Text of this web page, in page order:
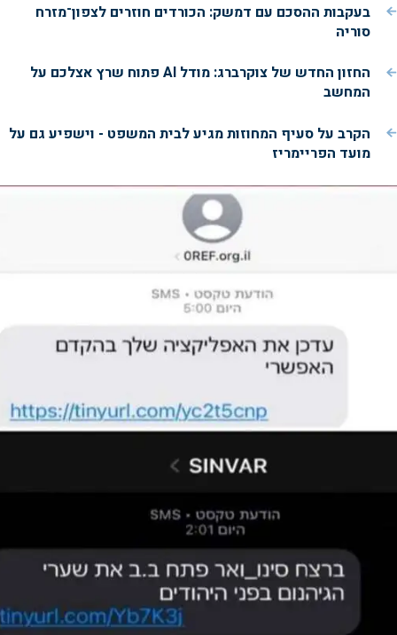
בעקבות ההסכם עם דמשק: הכורדים חוזרים לצפון־מזרח
סוריה
החזון החדש של צוקרברג: מודל AI פתוח שרץ אצלכם על
המחשב
הקרב על סעיף המחוזות מגיע לבית המשפט - וישפיע גם על
מועד הפריימריז